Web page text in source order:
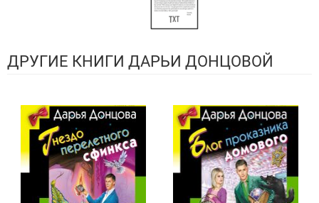
ДРУГИЕ КНИГИ ДАРЬИ ДОНЦОВОЙ